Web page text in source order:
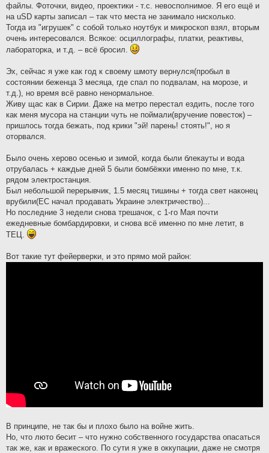
файлы. Фоточки, видео, проектики - т.с. невосполнимое. Я его ещё и
на uSD карты записал – так что места не занимало нисколько.
Тогда из "игрушек" c собой только ноутбук и микроскоп взял, вторым
очень интересовался. Всякое: осциллографы, платки, реактивы,
лабораторка, и т.д. – всё бросил.
Эх, сейчас я уже как год к своему шмоту вернулся(пробыл в
состоянии беженца 3 месяца, где спал по подвалам, на морозе, и
т.д.), но время всё равно ненормальное.
Живу щас как в Сирии. Даже на метро перестал ездить, после того
как меня мусора на станции чуть не поймали(вручение повесток) –
пришлось тогда бежать, под крики "эй! парень! стоять!", но я
оторвался.
Было очень херово осенью и зимой, когда были блекауты и вода
отрубалась + каждые дней 5 были бомбёжки именно по мне, т.к.
рядом электростанция.
Был небольшой перерывчик, 1.5 месяц тишины + тогда свет наконец
врубили(ЕС начал продавать Украине электричество)...
Но последние 3 недели снова трешачок, с 1-го Мая почти
ежедневные бомбардировки, и снова всё именно по мне летит, в
ТЕЦ.
Вот такие тут фейерверки, и это прямо мой район:
В принципе, не так бы и плохо было на войне жить.
Но, что люто бесит – что нужно собственного государства опасаться
так же, как и вражеского. По сути я уже в оккупации, даже не смотря